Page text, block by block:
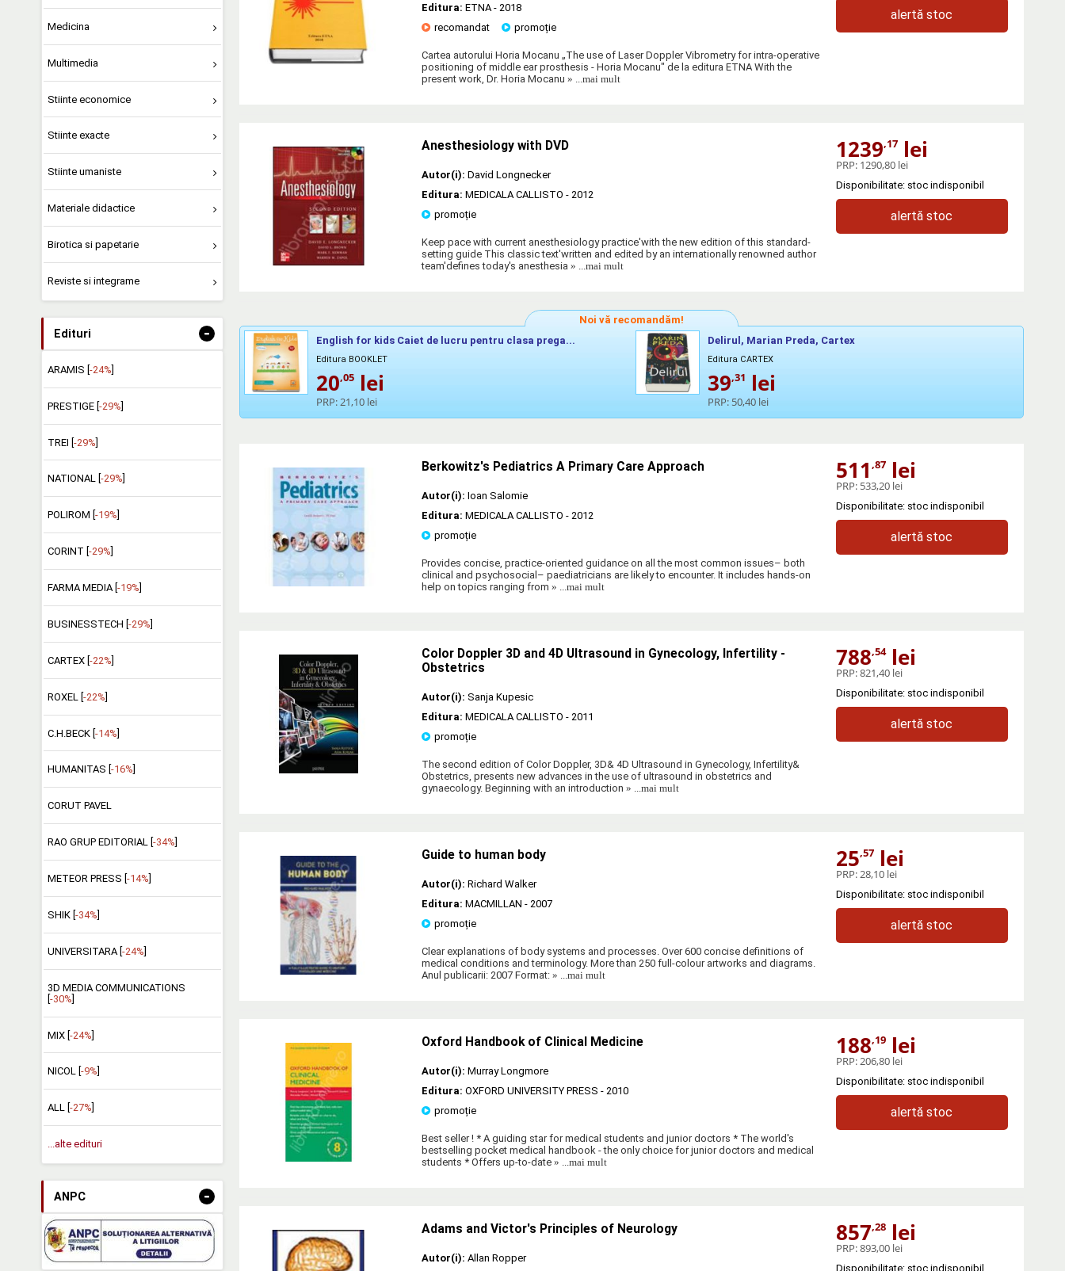
Medicina
Multimedia
Stiinte economice
Stiinte exacte
Stiinte umaniste
Materiale didactice
Birotica si papetarie
Reviste si integrame
Edituri -
ARAMIS [ -24%
PRESTIGE [-29%]
TREI [-29%]
NATIONAL [ -29%
POLIROM [ -19%
CORINT [ -29%
FARMA MEDIA [ -19%
BUSINESSTECH [ -29%
CARTEX [ -22%
ROXEL [-22%]
C.H.BECK [-14%]
HUMANITAS [ -16%
CORUT PAVEL
RAO GRUP EDITORIAL [ -34%
METEOR PRESS [ -14%
SHIK [ -34%
UNIVERSITARA [ -24%
3D MEDIA COMMUNICATIONS
[-30%]
MIX [-24%]
NICOL [ -9%
ALL [ -27%
...alte edituri
ANPC -
Editura: ETNA - 2018
recomandat
promoție
Cartea autorului Horia Mocanu „The use of Laser Doppler Vibrometry for intra-operative
positioning of middle ear prosthesis - Horia Mocanu" de la editura ETNA With the
present work, Dr. Horia Mocanu » ...mai mult
alertă stoc
Anesthesiology with DVD
Autor(i): David Longnecker
Editura: MEDICALA CALLISTO - 2012
promoție
Keep pace with current anesthesiology practice'with the new edition of this standard-
setting guide This classic text'written and edited by an internationally renowned author
team'defines today's anesthesia » ...mai mult
1239,17lei
PRP: 1290,80 lei
Disponibilitate: stoc indisponibil
alertă stoc
Noi vă recomandăm!
English for kids Caiet de lucru pentru clasa prega...
Editura BOOKLET
20,05 lei
PRP: 21,10 lei
Delirul, Marian Preda, Cartex
Editura CARTEX
39,31 lei
PRP: 50,40 lei
Berkowitz's Pediatrics A Primary Care Approach
Autor(i): Ioan Salomie
Editura: MEDICALA CALLISTO - 2012
promoție
Provides concise, practice-oriented guidance on all the most common issues– both
clinical and psychosocial– paediatricians are likely to encounter. It includes hands-on
help on topics ranging from » ...mai mult
511 ,87lei
PRP: 533,20 lei
Disponibilitate: stoc indisponibil
alertă stoc
Color Doppler 3D and 4D Ultrasound in Gynecology, Infertility -
Obstetrics
Autor(i): Sanja Kupesic
Editura: MEDICALA CALLISTO - 2011
promoție
The second edition of Color Doppler, 3D& 4D Ultrasound in Gynecology, Infertility&
Obstetrics, presents new advances in the use of ultrasound in obstetrics and
gynaecology. Beginning with an introduction » ...mai mult
788,54lei
PRP:821,40 lei
Disponibilitate: stoc indisponibil
alertă stoc
Guide to human body
Autor(i): Richard Walker
Editura: MACMILLAN - 2007
promoție
Clear explanations of body systems and processes. Over 600 concise definitions of
medical conditions and terminology. More than 250 full-colour artworks and diagrams.
Anul publicarii: 2007 Format: » ...mai mult
25,57lei
PRP: 28,10 lei
Disponibilitate: stoc indisponibil
alertă stoc
Oxford Handbook of Clinical Medicine
Autor(i): Murray Longmore
Editura: OXFORD UNIVERSITY PRESS - 2010
promoție
Best seller ! * A guiding star for medical students and junior doctors * The world's
bestselling pocket medical handbook - the only choice for junior doctors and medical
students * Offers up-to-date » ...mai mult
188,19lei
PRP: 206,80 lei
Disponibilitate: stoc indisponibil
alertă stoc
Adams and Victor's Principles of Neurology
Autor(i): Allan Ropper
857,28lei
PRP:893,00 lei
Disponibilitate: stoc indisponibil